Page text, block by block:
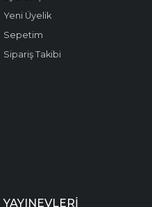
Yeni Üyelik
Sepetim
Sipariş Takibi
YAYINEVLERI